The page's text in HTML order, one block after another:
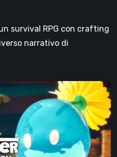
survival RPG con crafting
narrativo di